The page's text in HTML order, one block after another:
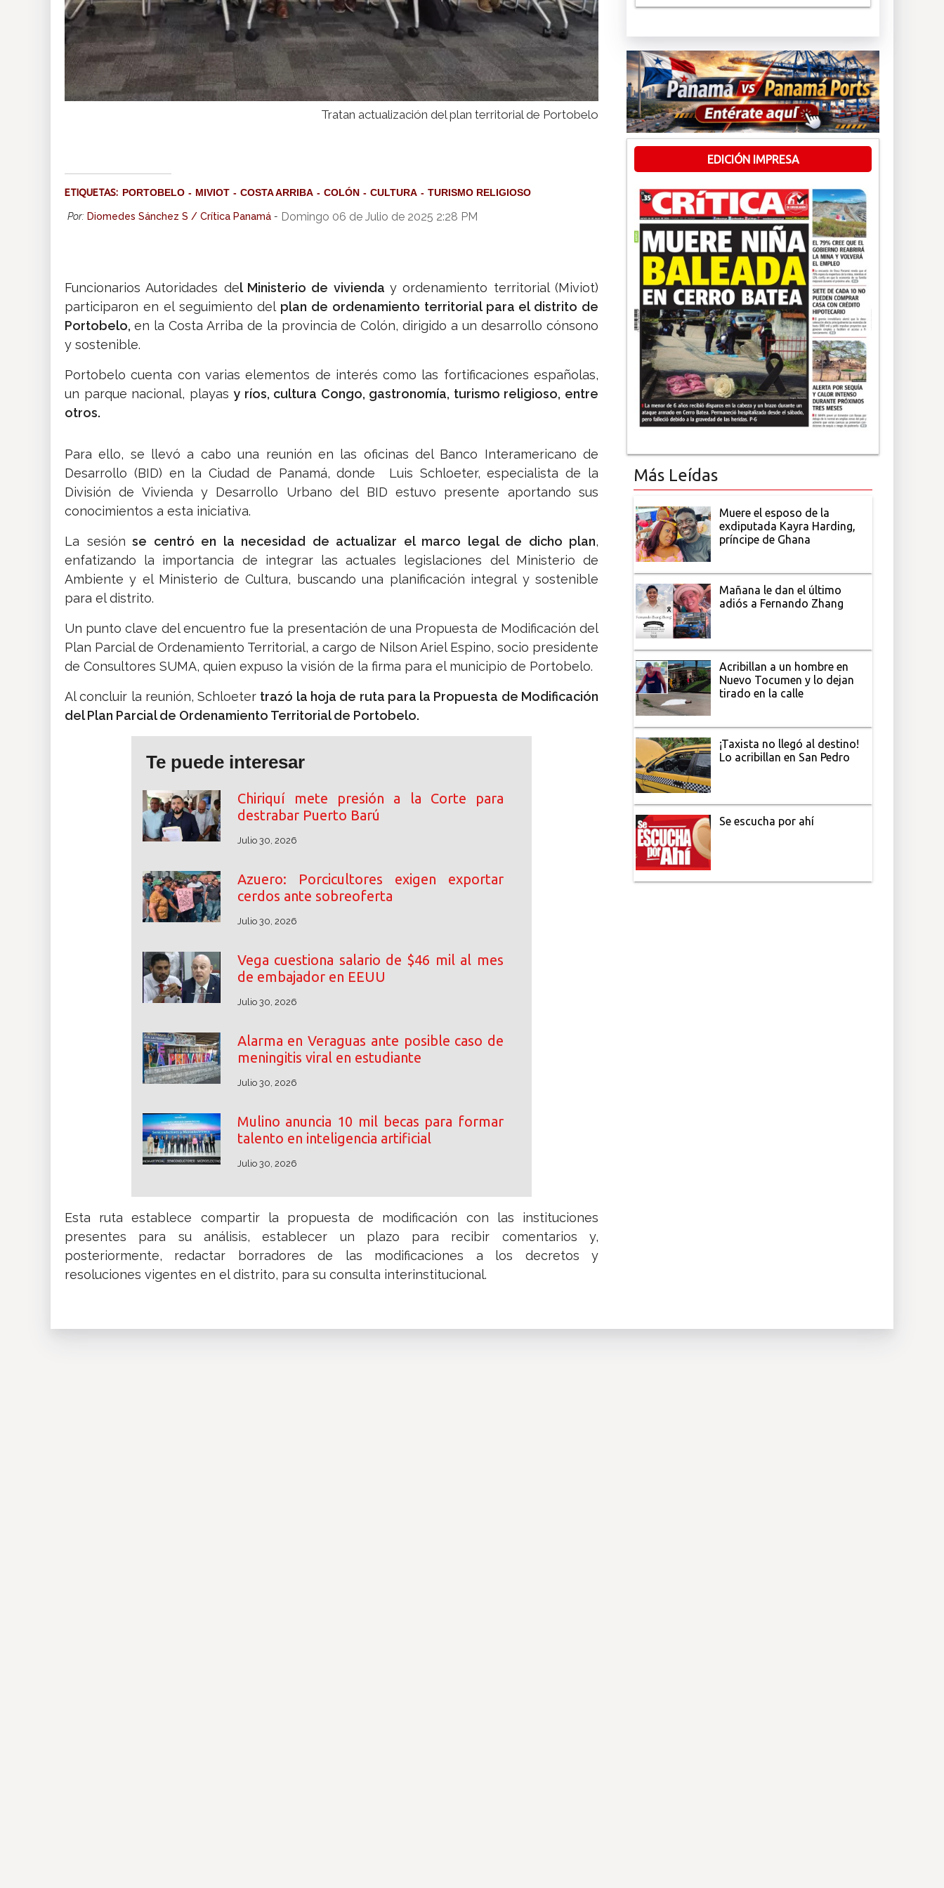
Tratan actualización del plan territorial de Portobelo
ETIQUETAS: PORTOBELO MIVIOT COSTA ARRIBA COLÓN CULTURA TURISMO RELIGIOSO
Por: Diomedes Sánchez S / Crítica Panamá - Domingo 06 de Julio de 2025 2:28 PM
Funcionarios Autoridades del Ministerio de vivienday ordenamiento territorial (Miviot)
participaron en el seguimiento del plan de ordenamiento territorial para el distrito de
Portobelo, en la Costa Arriba de la provincia de Colón, dirigido a un desarrollo cónsono
y sostenible.
Portobelo cuenta con varias elementos de interés como las fortificaciones españolas,
un parque nacional, playasy ríos, cultura Congo, gastronomía, turismo religioso, entre
otros.
Para ello, se llevó a cabo una reunión en las oficinas del Banco Interamericano de
Desarrollo (BID) en la Ciudad de Panamá, donde Luis Schloeter, especialista de la
División de Vivienda y Desarrollo Urbano del BID estuvo presente aportando sus
conocimientos a esta iniciativa.
La sesión se centró en la necesidad de actualizar el marco legal de dicho plan,
enfatizando la importancia de integrar las actuales legislaciones del Ministerio de
Ambiente y el Ministerio de Cultura, buscando una planificación integral y sostenible
para el distrito.
Un punto clave del encuentro fue la presentación de una Propuesta de Modificación del
Plan Parcial de Ordenamiento Territorial, a cargo de Nilson Ariel Espino, socio presidente
de Consultores SUMA, quien expuso la visión de la firma para el municipio de Portobelo.
Al concluir la reunión, Schloeter trazó la hoja de ruta para la Propuesta de Modificación
del Plan Parcial de Ordenamiento Territorial de Portobelo.
Te puede interesar
Chiriquí mete presión a la Corte para
destrabar Puerto Barú
Julio 30, 2026
Azuero: Porcicultores exigen exportar
cerdos ante sobreoferta
Julio 30, 2026
Vega cuestiona salario de $46 mil al mes
de embajador en EEUU
Julio 30, 2026
Alarma en Veraguas ante posible caso de
meningitis viral en estudiante
Julio 30, 2026
Mulino anuncia 10 mil becas para formar
talento en inteligencia artificial
Julio 30, 2026
Esta ruta establece compartir la propuesta de modificación con las instituciones
presentes para su análisis, establecer un plazo para recibir comentarios y,
posteriormente, redactar borradores de las modificaciones a los decretos y
resoluciones vigentes en el distrito, para su consulta interinstitucional.
EDICIÓN IMPRESA
Más Leídas
Muere el esposo de la
exdiputada Kayra Harding,
príncipe de Ghana
Mañana le dan el último
adiós a Fernando Zhang
Acribillan a un hombre en
Nuevo Tocumen y lo dejan
tirado en la calle
¡Taxista no llegó al destino!
Lo acribillan en San Pedro
Se escucha por ahí